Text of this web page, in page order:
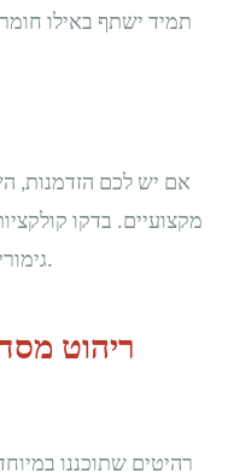
תמיד ישתף באילו
אם יש לכם הזדמנות,
מקצועיים. בדקו
גימורים ולפעמים למצוא מבצעים בלעדיים.
ריהוט
רהיטים שתוכננו